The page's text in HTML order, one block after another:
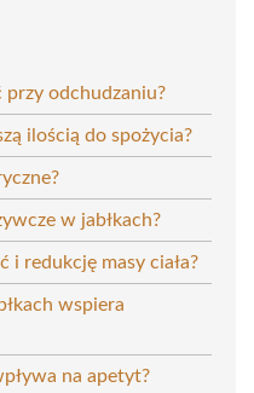
przy odchudzaniu?
ilością do spożycia?
w jabłkach?
i redukcję masy ciała?
wspiera
na apetyt?